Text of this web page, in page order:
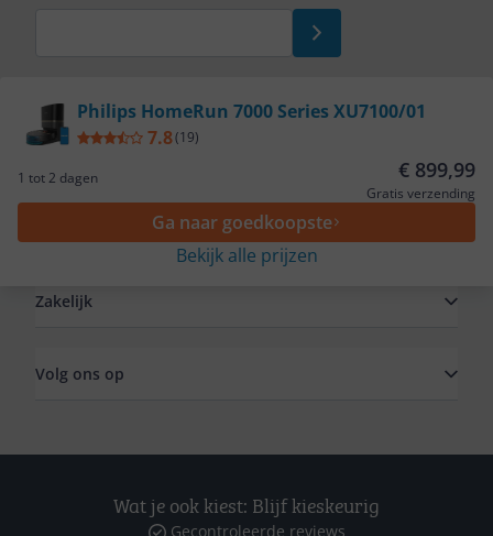
Philips HomeRun 7000 Series XU7100/01
7.8(19)
1 tot 2 dagen € 899,99
Gratis verzending
Ga naar goedkoopste
Bekijk alle prijzen
Zakelijk
Volg ons op
Wat je ook kiest: Blijf kieskeurig
Gecontroleerde reviews